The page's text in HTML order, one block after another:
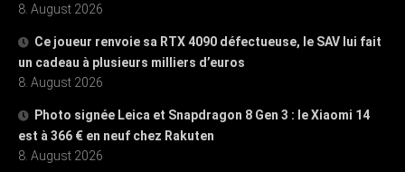
8. August 2026
Ce joueur renvoie sa RTX 4090 défectueuse, le SAV lui fait
un cadeau à plusieurs milliers d’euros
8. August 2026
Photo signée Leica et Snapdragon 8 Gen 3 : le Xiaomi 14
est à 366 € en neuf chez Rakuten
8. August 2026